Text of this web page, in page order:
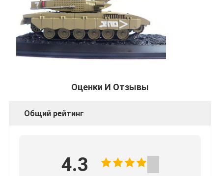
Оценки И Отзывы
Общий рейтинг
4.3